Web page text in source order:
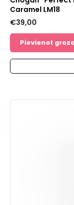
Caramel LM18
€39,00
Pievienot